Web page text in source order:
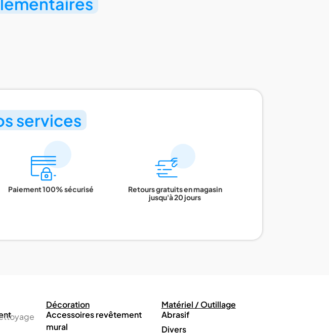
services
Paiement 100% sécurisé
Retours gratuits en magasin
jusqu'à 20 jours
Décoration
Accessoires revêtement
mural
Matériel / Outillage
Abrasif
Divers